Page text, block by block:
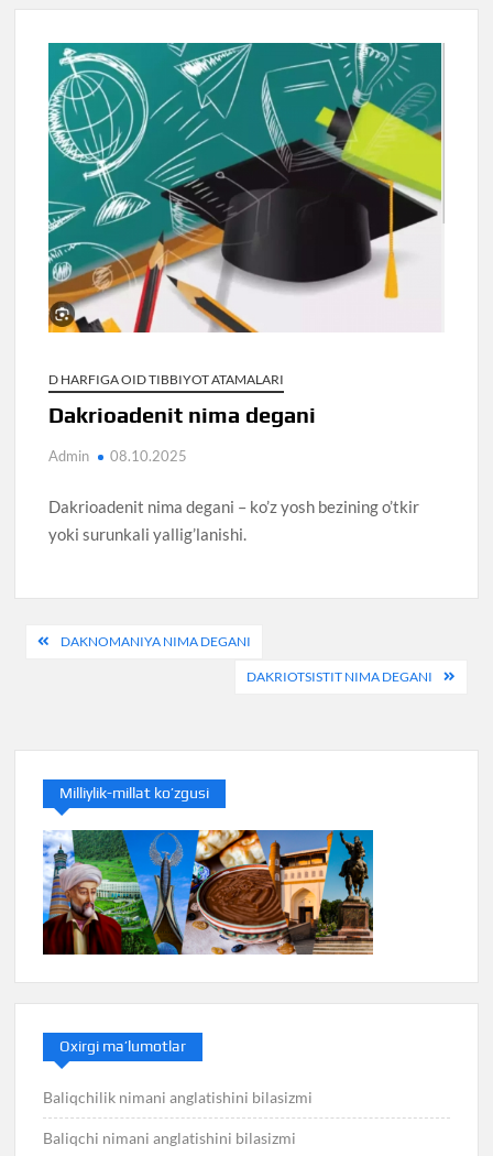
D HARFIGA OID TIBBIYOT ATAMALARI
Dakrioadenit nima degani
Admin 08.10.2025
Dakrioadenit nima degani – ko’z yosh bezining o’tkir
yoki surunkali yallig’lanishi.
PostDAKNOMANIYA NIMA DEGANI
DAKRIOTSISTIT NIMA DEGANI
Milliylik-millat ko’zgusi
Oxirgi ma’lumotlar
Baliqchilik nimani anglatishini bilasizmi
Baliqchi nimani anglatishini bilasizmi